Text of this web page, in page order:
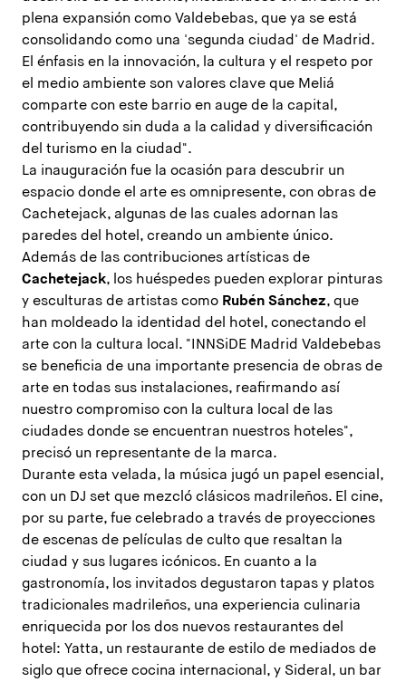
plena expansión como Valdebebas, que ya se está
consolidando como una 'segunda ciudad' de Madrid.
El énfasis en la innovación, la cultura y el respeto por
el medio ambiente son valores clave que Meliá
comparte con este barrio en auge de la capital,
contribuyendo sin duda a la calidad y diversificación
del turismo en la ciudad".
La inauguración fue la ocasión para descubrir un
espacio donde el arte es omnipresente, con obras de
Cachetejack, algunas de las cuales adornan las
paredes del hotel, creando un ambiente único.
Además de las contribuciones artísticas de
Cachetejack, los huéspedes pueden explorar pinturas
y esculturas de artistas como Rubén Sánchez, que
han moldeado la identidad del hotel, conectando el
arte con la cultura local. "INNSiDE Madrid Valdebebas
se beneficia de una importante presencia de obras de
arte en todas sus instalaciones, reafirmando así
nuestro compromiso con la cultura local de las
ciudades donde se encuentran nuestros hoteles",
precisó un representante de la marca.
Durante esta velada, la música jugó un papel esencial,
con un DJ set que mezcló clásicos madrileños. El cine,
por su parte, fue celebrado a través de proyecciones
de escenas de películas de culto que resaltan la
ciudad y sus lugares icónicos. En cuanto a la
gastronomía, los invitados degustaron tapas y platos
tradicionales madrileños, una experiencia culinaria
enriquecida por los dos nuevos restaurantes del
hotel: Yatta, un restaurante de estilo de mediados de
siglo que ofrece cocina internacional, y Sideral, un bar